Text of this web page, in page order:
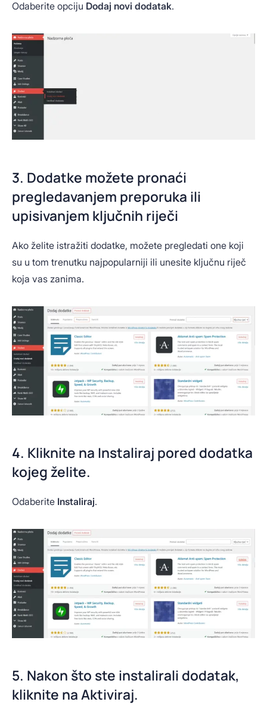
Odaberite opciju Dodaj novi dodatak.
3. Dodatke možete pronaći
pregledavanjem preporuka ili
upisivanjem ključnih riječi
Ako želite istražiti dodatke, možete pregledati one koji
su u tom trenutku najpopularniji ili unesite ključnu riječ
koja vas zanima.
4. Kliknite na Instaliraj pored dodatka
kojeg želite.
Odaberite Instaliraj.
5. Nakon što ste instalirali dodatak,
kliknite na Aktiviraj.